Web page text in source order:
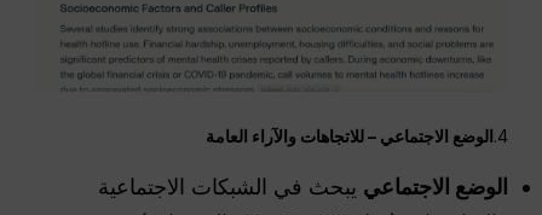
4. الوضع الاجتماعي – للاتجاهات والآراء العامة
الوضع الاجتماعي يبحث في الشبكات الاجتماعية